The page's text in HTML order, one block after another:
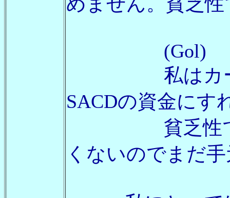
(Gol)
私はカート
SACDの資金にす
貧乏性で買
くないのでまだ